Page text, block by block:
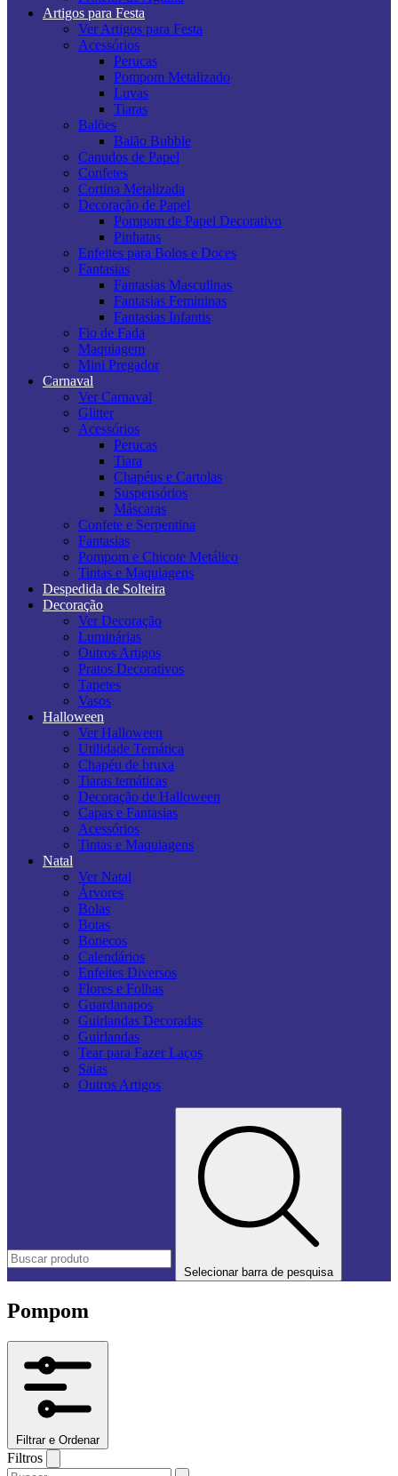
Artigos para Festa
Ver Artigos para Festa
Acessórios
Perucas
Pompom Metalizado
Luvas
Tiaras
Balões
Balão Bubble
Canudos de Papel
Confetes
Cortina Metalizada
Decoração de Papel
Pompom de Papel Decorativo
Pinhatas
Enfeites para Bolos e Doces
Fantasias
Fantasias Masculinas
Fantasias Femininas
Fantasias Infantis
Fio de Fada
Maquiagem
Mini Pregador
Carnaval
Ver Carnaval
Glitter
Acessórios
Perucas
Tiara
Chapéus e Cartolas
Suspensórios
Máscaras
Confete e Serpentina
Fantasias
Pompom e Chicote Metálico
Tintas e Maquiagens
Despedida de Solteira
Decoração
Ver Decoração
Luminárias
Outros Artigos
Pratos Decorativos
Tapetes
Vasos
Halloween
Ver Halloween
Utilidade Temática
Chapéu de bruxa
Tiaras temáticas
Decoração de Halloween
Capas e Fantasias
Acessórios
Tintas e Maquiagens
Natal
Ver Natal
Árvores
Bolas
Botas
Bonecos
Calendários
Enfeites Diversos
Flores e Folhas
Guardanapos
Guirlandas Decoradas
Guirlandas
Tear para Fazer Laços
Saias
Outros Artigos
Selecionar barra de pesquisa
Pompom
Filtrar e Ordenar
Filtros